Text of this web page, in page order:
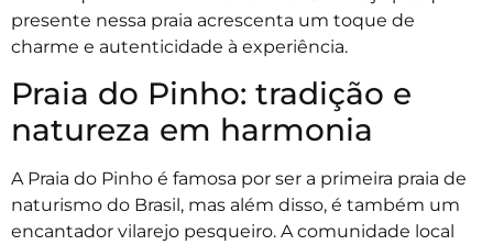
presente nessa praia acrescenta um toque de
charme e autenticidade à experiência.
Praia do Pinho: tradição e
natureza em harmonia
A Praia do Pinho é famosa por ser a primeira praia de
naturismo do Brasil, mas além disso, é também um
encantador vilarejo pesqueiro. A comunidade local